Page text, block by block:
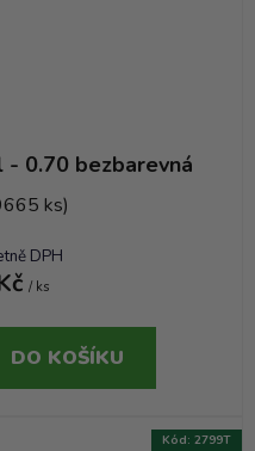
- 0.70 bezbarevná
ks)
DPH
/ ks
DO KOŠÍKU
Kód: 2799T